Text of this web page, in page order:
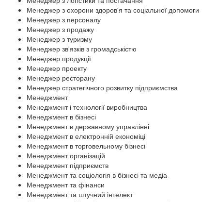
Менеджер з охорони здоров'я та соціальної допомоги
Менеджер з персоналу
Менеджер з продажу
Менеджер з туризму
Менеджер зв'язків з громадськістю
Менеджер продукції
Менеджер проекту
Менеджер ресторану
Менеджер стратегічного розвитку підприємства
Менеджмент
Менеджмент і технології виробництва
Менеджмент в бізнесі
Менеджмент в державному управлінні
Менеджмент в електронній економіці
Менеджмент в торговельному бізнесі
Менеджмент організацій
Менеджмент підприємств
Менеджмент та соціологія в бізнесі та медіа
Менеджмент та фінанси
Менеджмент та штучний інтелект